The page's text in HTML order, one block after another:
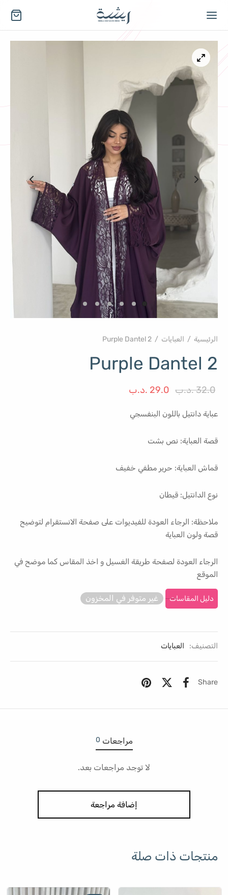
الرئيسية / العبايات /
Purple Dantel 2
32.0.د.ب السعر
32.0 .د.ب.
29.0 .د.ب
عباية دانتيل باللون البنفسجي
قصة العباية: نص بشت
قماش العباية: حرير مطفي خفيف
نوع الدانتيل: قيطان
ملاحظة: الرجاء العودة للفيديوات على صفحة الانستقرام لتوضيح
قصة ولون العباية
الرجاء العودة لصفحة طريقة الغسيل و اخذ المقاس كما موضح في
الموقع
دليل المقاسات غير متوفر في المخزون
التصنيف: العبايات
Share
مراجعات 0
لا توجد مراجعات بعد.
إضافة مراجعة
منتجات ذات صلة